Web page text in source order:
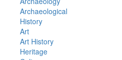
Archaeological
History
Art
Art History
Heritage